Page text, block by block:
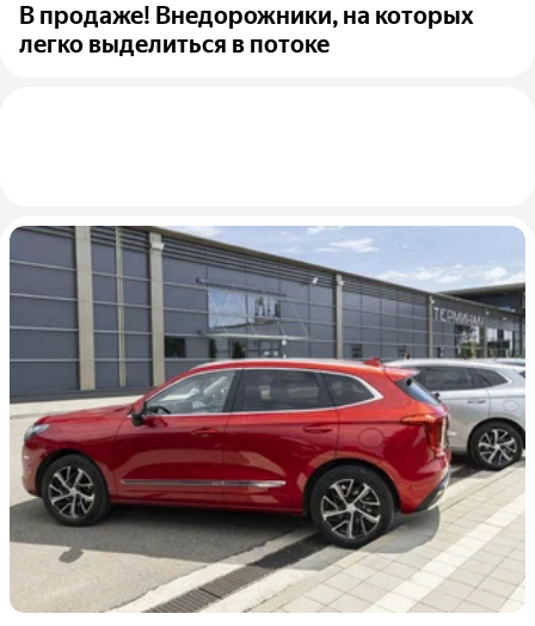
В продаже! Внедорожники, на которых
легко выделиться в потоке